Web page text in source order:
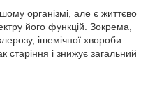
організмі, але є життєво
його функцій. Зокрема,
ішемічної хвороби
старіння і знижує загальний